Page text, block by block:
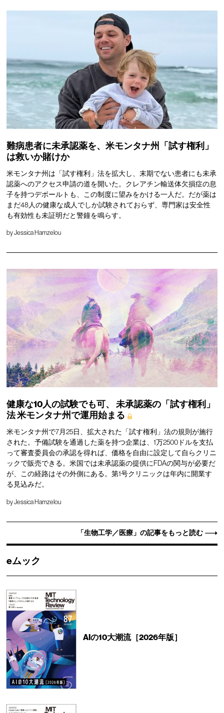
難病患者に未承認薬を、米モンタナ州「試す権利」
は救いか賭けか
米モンタナ州は「試す権利」法を拡大し、末期でない患者にも未承
認薬へのアクセス申請の道を開いた。クレアチン輸送体欠損症の息
子を持つデボールトも、この制度に望みをかける一人だ。だが薬は
まだ48人の健康な成人でしか試験されておらず、専門家は安全性
も有効性も未証明だと警鐘を鳴らす。
byJessica Hamzelou
健康な10人の試験でも可、
未承認薬の「試す権利」
法米モンタナ州で運用始まる
米モンタナ州で7月25日、拡大された「試す権利」法の規則が施行
された。予備試験を通過した薬を持つ企業は、1万2500ドルを支払
って審査委員会の承認を得れば、価格を自由に設定して自らクリニ
ックで販売できる。米国では未承認薬の提供にFDAの関与が必要だ
が、この経路はその外側にある。第1号クリニックは年内に開業す
る見込みだ。
byJessica Hamzelou
「生物工学／医療」の記事をもっと読む
eムック
AIの10大潮流［2026年版］